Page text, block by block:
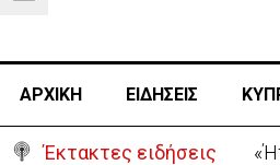
ΑΡΧΙΚΗ ΕΙΔΗΣΕΙΣ
Έκτακτες ειδήσεις